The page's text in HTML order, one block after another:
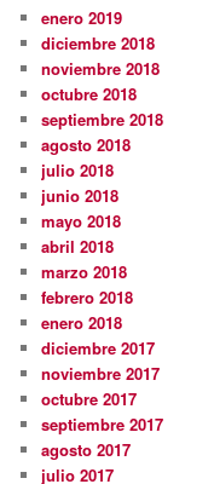
enero 2019
diciembre 2018
noviembre 2018
octubre 2018
septiembre 2018
agosto 2018
julio 2018
junio 2018
mayo 2018
abril 2018
marzo 2018
febrero 2018
enero 2018
diciembre 2017
noviembre 2017
octubre 2017
septiembre 2017
agosto 2017
julio 2017